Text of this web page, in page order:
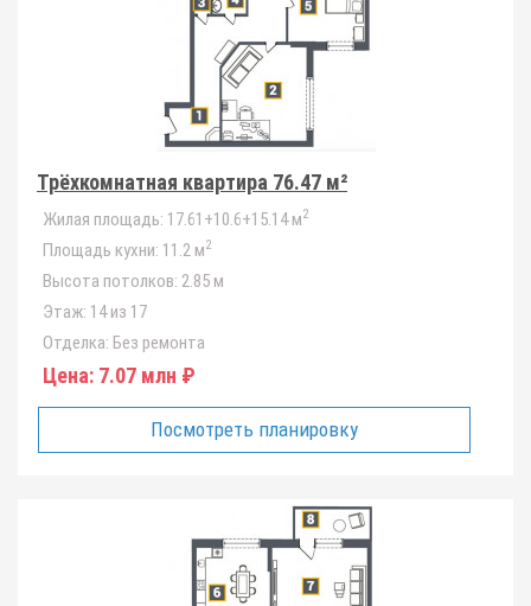
Трёхкомнатная квартира 76.47 м²
Жилая площадь: 17.61+10.6+15.14 м2
Площадь кухни: 11.2 м2
Высота потолков: 2.85 м
Этаж: 14 из 17
Отделка: Без ремонта
Цена: 7.07 млн ₽
Посмотреть планировку